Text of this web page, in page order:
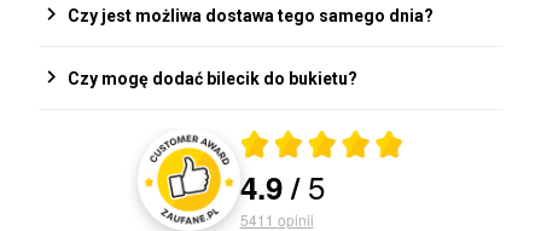
chevron_right Czy jest możliwa dostawa tego samego dnia?
chevron_right Czy mogę dodać bilecik do bukietu?
4.9/5
5411 opinii